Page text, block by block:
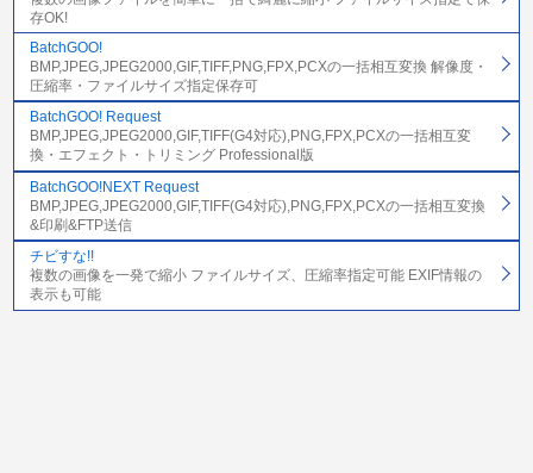
存OK!
BatchGOO!
BMP,JPEG,JPEG2000,GIF,TIFF,PNG,FPX,PCXの一括相互変換 解像度・
圧縮率・ファイルサイズ指定保存可
BatchGOO! Request
BMP,JPEG,JPEG2000,GIF,TIFF(G4対応),PNG,FPX,PCXの一括相互変
換・エフェクト・トリミング Professional版
BatchGOO!NEXT Request
BMP,JPEG,JPEG2000,GIF,TIFF(G4対応),PNG,FPX,PCXの一括相互変換
&印刷&FTP送信
チビすな!!
複数の画像を一発で縮小 ファイルサイズ、圧縮率指定可能 EXIF情報の
表示も可能